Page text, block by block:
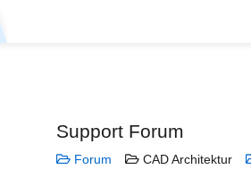
Support Forum
Forum CAD Architektur